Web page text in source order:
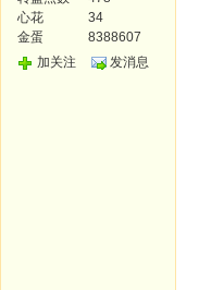
心花
34
金蛋
8388607
加关注
发消息